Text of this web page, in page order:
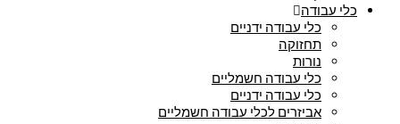
כלי עבודה
כלי עבודה ידניים
תחזוקה
נורות
כלי עבודה חשמליים
כלי עבודה ידניים
אביזרים לכלי עבודה חשמליים